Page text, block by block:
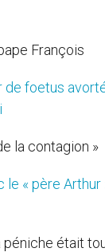
François
de foetus
la contagion »
le « père Arthur
péniche était